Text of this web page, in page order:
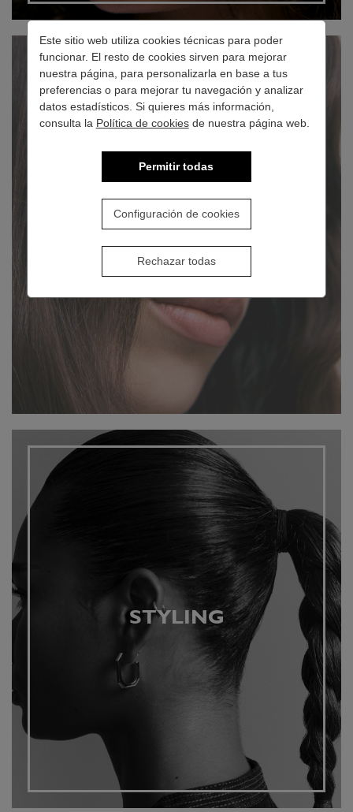
Este sitio web utiliza cookies técnicas para poder
funcionar. El resto de cookies sirven para mejorar
nuestra página, para personalizarla en base a tus
preferencias o para mejorar tu navegación y analizar
datos estadísticos. Si quieres más información,
consulta la Política de cookiesde nuestra página web.
Permitir todas
Configuración de cookies
Rechazar todas
STYLING